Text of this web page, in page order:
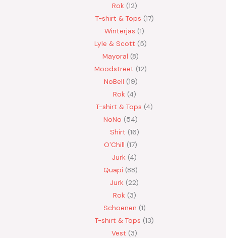
Rok 12
T-shirt & Tops 17
Winterjas 1
Lyle & Scott
5
Mayoral 8
Moodstreet 12
NoBell 19
Rok 4
T-shirt & Tops 4
NoNo
54
Shirt 16
O'Chill 17
Jurk 4
Quapi 88
Jurk 22
Rok 3
Schoenen 1
T-shirt & Tops 13
Vest
3